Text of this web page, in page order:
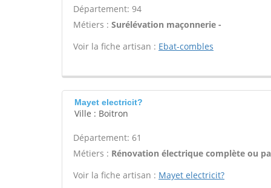
Département: 94
Métiers : Surélévation maçonnerie -
Voir la fiche artisan : Ebat-combles
Mayet electricit?
Ville : Boitron
Département: 61
Métiers : Rénovation électrique complète ou
Voir la fiche artisan : Mayet electricit?